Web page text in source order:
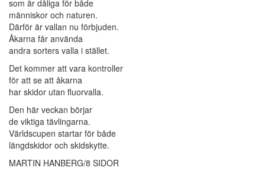
som är dåliga för både
människor och naturen.
Därför är vallan nu förbjuden.
Åkarna får använda
andra sorters valla i stället.
Det kommer att vara kontroller
för att se att åkarna
har skidor utan fluorvalla.
Den här veckan börjar
de viktiga tävlingarna.
Världscupen startar för både
längdskidor och skidskytte.
MARTIN HANBERG/8 SIDOR